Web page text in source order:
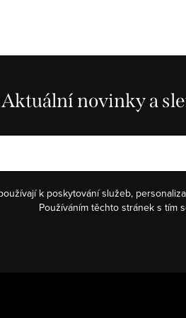
Aktuální novinky a
k poskytování služeb,
Používáním těchto stránek s tím